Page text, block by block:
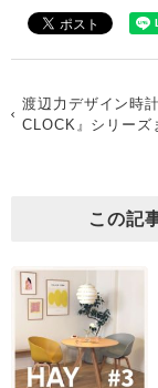
渡辺力デザイン時
CLOCK』シリーズ
この記